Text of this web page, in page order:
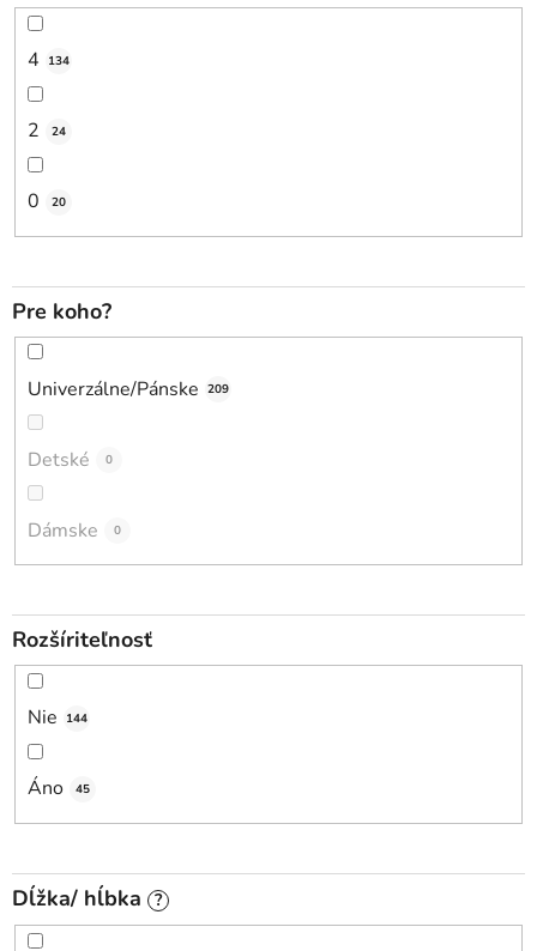
4 134
2 24
0 20
Pre koho?
Univerzálne/Pánske 209
Detské 0
Dámske 0
Rozšíriteľnosť
Nie 144
Áno 45
Dĺžka/ hĺbka ?